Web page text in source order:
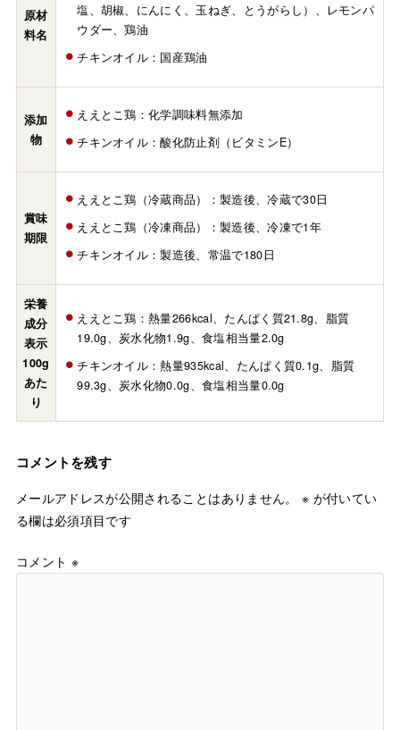
原材
料名
塩、胡椒、にんにく、玉ねぎ、とうがらし）、レモンパ
ウダー、鶏油
チキンオイル：国産鶏油
添加
物
ええとこ鶏：化学調味料無添加
チキンオイル：酸化防止剤（ビタミンE）
賞味
期限
ええとこ鶏（冷蔵商品）：製造後、冷蔵で30日
ええとこ鶏（冷凍商品）：製造後、冷凍で1年
チキンオイル：製造後、常温で180日
栄養
成分
表示
100g
あた
り
ええとこ鶏：熱量266kcal、たんぱく質21.8g、脂質
19.0g、炭水化物1.9g、食塩相当量2.0g
チキンオイル：熱量935kcal、たんぱく質0.1g、脂質
99.3g、炭水化物0.0g、食塩相当量0.0g
コメントを残す
メールアドレスが公開されることはありません。 ※ が付いてい
る欄は必須項目です
コメント ※